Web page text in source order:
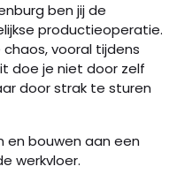
ben jij de
productieoperatie.
vooral tijdens
doe je niet door zelf
door strak te sturen
en bouwen aan een
werkvloer.